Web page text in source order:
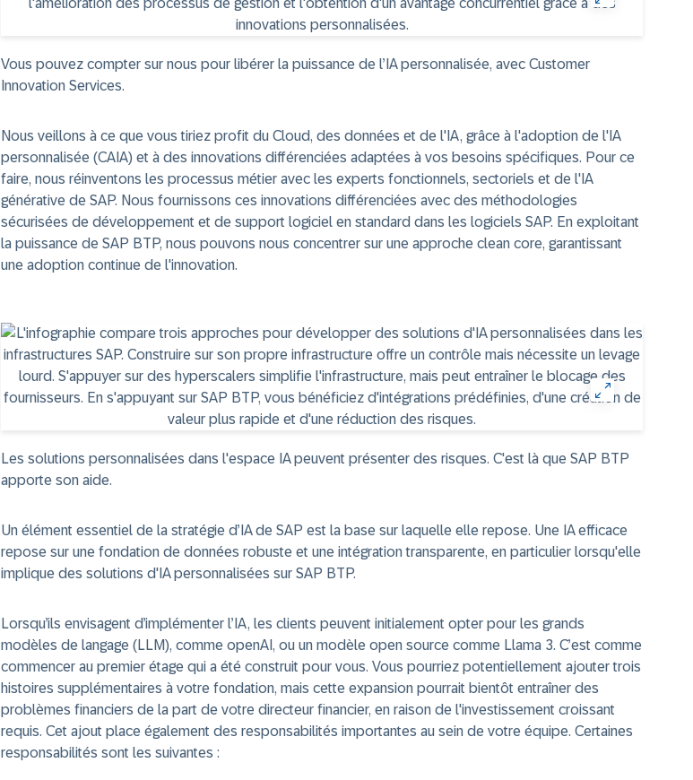
Vous pouvez compter sur nous pour libérer la puissance de l’IA personnalisée, avec Customer
Innovation Services.
Nous veillons à ce que vous tiriez profit du Cloud, des données et de l'IA, grâce à l'adoption de l'IA
personnalisée (CAIA) et à des innovations différenciées adaptées à vos besoins spécifiques. Pour ce
faire, nous réinventons les processus métier avec les experts fonctionnels, sectoriels et de l'IA
générative de SAP. Nous fournissons ces innovations différenciées avec des méthodologies
sécurisées de développement et de support logiciel en standard dans les logiciels SAP. En exploitant
la puissance de SAP BTP, nous pouvons nous concentrer sur une approche clean core, garantissant
une adoption continue de l'innovation.
Les solutions personnalisées dans l'espace IA peuvent présenter des risques. C'est là que SAP BTP
apporte son aide.
Un élément essentiel de la stratégie d’IA de SAP est la base sur laquelle elle repose. Une IA efficace
repose sur une fondation de données robuste et une intégration transparente, en particulier lorsqu'elle
implique des solutions d'IA personnalisées sur SAP BTP.
Lorsqu’ils envisagent d’implémenter l’IA, les clients peuvent initialement opter pour les grands
modèles de langage (LLM), comme openAI, ou un modèle open source comme Llama 3. C’est comme
commencer au premier étage qui a été construit pour vous. Vous pourriez potentiellement ajouter trois
histoires supplémentaires à votre fondation, mais cette expansion pourrait bientôt entraîner des
problèmes financiers de la part de votre directeur financier, en raison de l'investissement croissant
requis. Cet ajout place également des responsabilités importantes au sein de votre équipe. Certaines
responsabilités sont les suivantes :